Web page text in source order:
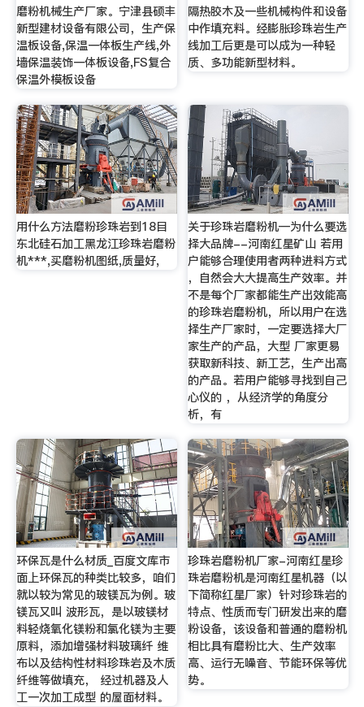
磨粉机械生产厂家。宁津县硕丰
新型建材设备有限公司，生产保
温板设备,保温一体板生产线,外
墙保温装饰一体板设备,FS复合
保温外模板设备
隔热胶木及一些机械构件和设备
中作填充料。经膨胀珍珠岩生产
线加工后更是可以成为一种轻
质、多功能新型材料。
用什么方法磨粉珍珠岩到18目
东北硅石加工黑龙江珍珠岩磨粉
机***,买磨粉机图纸,质量好,
关于珍珠岩磨粉机—为什么要选
择大品牌--河南红星矿山 若用
户能够合理使用者两种进料方式
，自然会大大提高生产效率。并
不是每个厂家都能生产出效能高
的珍珠岩磨粉机，所以用户在选
择生产厂家时，一定要选择大厂
家生产的产品，大型 厂家更易
获取新科技、新工艺，生产出高
的产品。若用户能够寻找到自己
心仪的 ，从经济学的角度分
析，有
环保瓦是什么材质_百度文库市
面上环保瓦的种类比较多，咱们
就以较为常见的玻镁瓦为例。玻
镁瓦又叫 波形瓦，是以玻镁材
料轻烧氧化镁粉和氯化镁为主要
原料，添加增强材料玻璃纤 维
布以及结构性材料珍珠岩及木质
纤维等做填充， 经过机器及人
工一次加工成型 的屋面材料。
珍珠岩磨粉机厂家-河南红星珍
珠岩磨粉机是河南红星机器（以
下简称红星厂家）针对珍珠岩的
特点、性质而专门研发出来的磨
粉设备，该设备和普通的磨粉机
相比具有磨粉比大、生产效率
高、运行无噪音、节能环保等优
势。